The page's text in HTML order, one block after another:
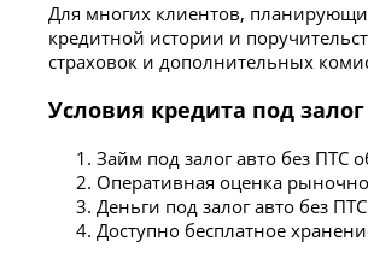
Для многих клиентов,
кредитной истории и
страховок и дополнительных
Условия кредита под
Займ под залог авто без ПТС
Оперативная оценка
Деньги под залог авто без
Доступно бесплатное